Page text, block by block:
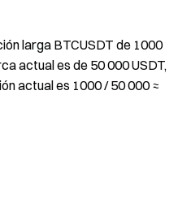
larga BTCUSDT de 1000
actual es de 50 000 USDT,
actual es 1000 / 50 000 ≈